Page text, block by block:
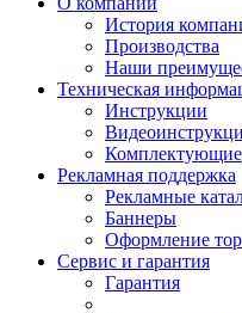
История
Производства
Наши
Техническая
Инструкции
Комплектующие
Рекламная поддержка
Рекламные
Баннеры
Оформление
Сервис и гарантия
Гарантия